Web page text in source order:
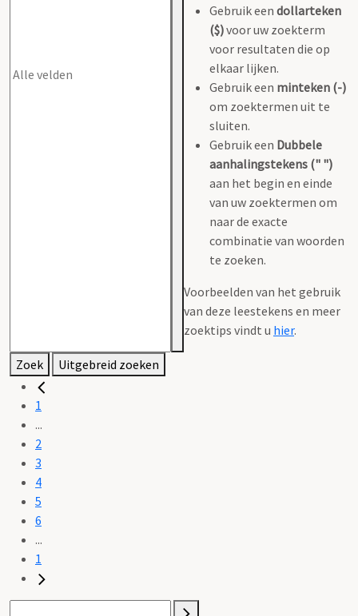
Gebruik een dollarteken
($)voor uw zoekterm
voor resultaten die op
elkaar lijken.
Gebruik een minteken (-)
om zoektermen uit te
sluiten.
Gebruik een Dubbele
aanhalingstekens (" ")
aan het begin en einde
van uw zoektermen om
naar de exacte
combinatie van woorden
te zoeken.
Voorbeelden van het gebruik
van deze leestekens en meer
zoektips vindt u hier.
Zoek Uitgebreid zoeken
1
...
2
3
4
5
6
...
1